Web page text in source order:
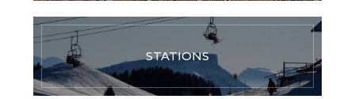
STATIONS